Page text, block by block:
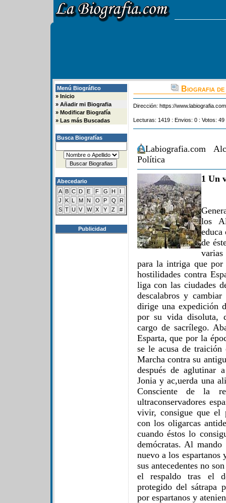
Menú Biográfico
» Inicio
» Añadir mi Biografia
» Modificar Biografía
» Las más Buscadas
Busca Biografías
Abecedario
A B C D E F G H
I
J
K L M N O P Q
R
S T U V W X Y Z #
Publicidad
Biografia
Dirección: https://
Lecturas: 1419 : Envios: 0 : Votos:
Labiografia.com
Política
1 Un
los
educa
de
varias
para la intriga que por
hostilidades contra
liga con las ciudades
descalabros y
dirige una expedición
por su vida disoluta,
cargo de sacrílego.
Esparta, que por la
se le acusa de traición
Marcha contra su
después de aglutinar
Jonia y ac,uerda una
Consciente de la
ultraconservadores
vivir, consigue que el
con los oligarcas
cuando éstos lo
demócratas. Al
nuevo a los espartanos
sus antecedentes no
el respaldo tras el
protegido del sátrapa
por espartanos y